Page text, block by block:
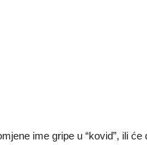
ime gripe u “kovid”, ili